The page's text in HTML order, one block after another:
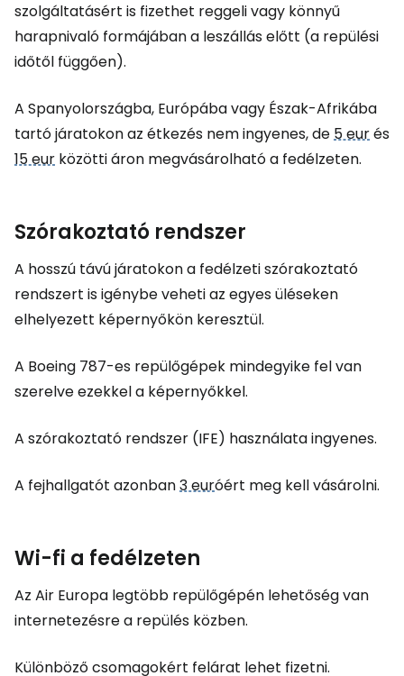
szolgáltatásért is fizethet reggeli vagy könnyű
harapnivaló formájában a leszállás előtt (a repülési
időtől függően).
A Spanyolországba, Európába vagy Észak-Afrikába
tartó járatokon az étkezés nem ingyenes, de5 eurés
15 eur közötti áron megvásárolható a fedélzeten.
Szórakoztató rendszer
A hosszú távú járatokon a fedélzeti szórakoztató
rendszert is igénybe veheti az egyes üléseken
elhelyezett képernyőkön keresztül.
A Boeing 787-es repülőgépek mindegyike fel van
szerelve ezekkel a képernyőkkel.
A szórakoztató rendszer (IFE) használata ingyenes.
A fejhallgatót azonban3 euróért meg kell vásárolni.
Wi-fi a fedélzeten
Az Air Europa legtöbb repülőgépén lehetőség van
internetezésre a repülés közben.
Különböző csomagokért felárat lehet fizetni.